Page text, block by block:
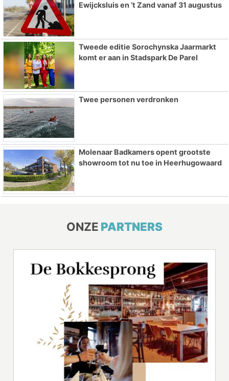
Ewijcksluis en ’t Zand vanaf 31 augustus
Tweede editie Sorochynska Jaarmarkt
komt er aan in Stadspark De Parel
Twee personen verdronken
Molenaar Badkamers opent grootste
showroom tot nu toe in Heerhugowaard
ONZE PARTNERS